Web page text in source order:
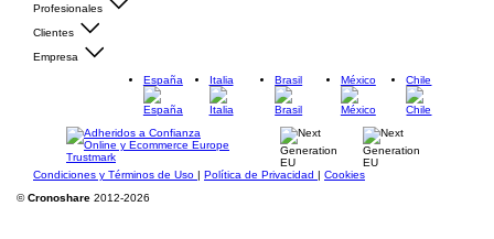
Profesionales
Clientes
Empresa
España
Italia Brasil México Chile
Condiciones y Términos de Uso | Política de Privacidad | Cookies
©Cronoshare 2012-2026